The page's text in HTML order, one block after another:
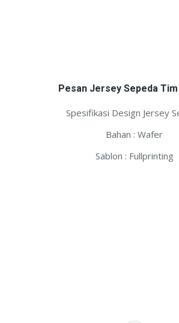
Pesan Jersey Sepeda
Spesifikasi Design Jersey
Bahan : Wafer
Sablon : Fullprinting